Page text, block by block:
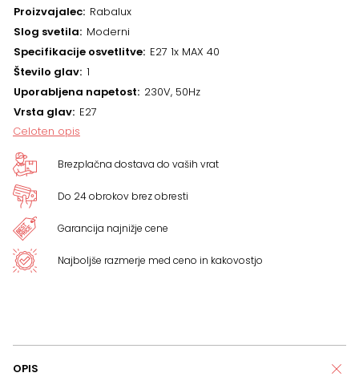
Proizvajalec Rabalux
Slog svetila Moderni
Specifikacije osvetlitve E27 1x MAX 40
Število glav 1
Uporabljena napetost 230V, 50Hz
Vrsta glav E27
Celoten opis
Brezplačna dostava do vaših vrat
Do 24 obrokov brez obresti
Garancija najnižje cene
Najboljše razmerje med ceno in kakovostjo
OPIS